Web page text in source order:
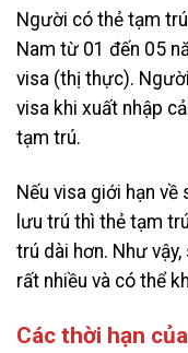
Người có thẻ tạm
Nam từ 01 đến 05
visa (thị thực).
visa khi xuất nhập
tạm trú.
Nếu visa giới hạn
lưu trú thì thẻ tạm
trú dài hơn. Như
rất nhiều và có thể
Các thời hạn